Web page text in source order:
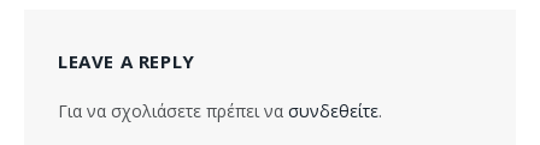
LEAVE A REPLY
Για να σχολιάσετε πρέπει να συνδεθείτε.